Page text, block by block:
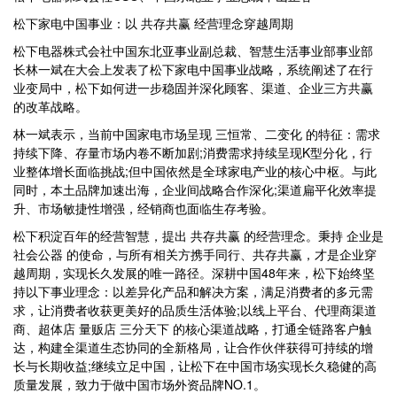
松下家电中国事业：以 共存共赢 经营理念穿越周期
松下电器株式会社中国东北亚事业副总裁、智慧生活事业部事业部
长林一斌在大会上发表了松下家电中国事业战略，系统阐述了在行
业变局中，松下如何进一步稳固并深化顾客、渠道、企业三方共赢
的改革战略。
林一斌表示，当前中国家电市场呈现 三恒常、二变化 的特征：需求
持续下降、存量市场内卷不断加剧;消费需求持续呈现K型分化，行
业整体增长面临挑战;但中国依然是全球家电产业的核心中枢。与此
同时，本土品牌加速出海，企业间战略合作深化;渠道扁平化效率提
升、市场敏捷性增强，经销商也面临生存考验。
松下积淀百年的经营智慧，提出 共存共赢 的经营理念。秉持 企业是
社会公器 的使命，与所有相关方携手同行、共存共赢，才是企业穿
越周期，实现长久发展的唯一路径。深耕中国48年来，松下始终坚
持以下事业理念：以差异化产品和解决方案，满足消费者的多元需
求，让消费者收获更美好的品质生活体验;以线上平台、代理商渠道
商、超体店 量贩店 三分天下 的核心渠道战略，打通全链路客户触
达，构建全渠道生态协同的全新格局，让合作伙伴获得可持续的增
长与长期收益;继续立足中国，让松下在中国市场实现长久稳健的高
质量发展，致力于做中国市场外资品牌NO.1。